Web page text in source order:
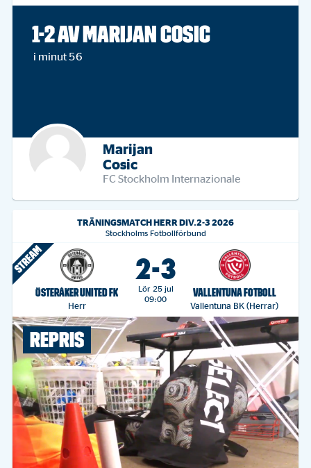
1-2 AV MARIJAN COSIC
i minut 56
Marijan
Cosic
FC Stockholm Internazionale
TRÄNINGSMATCH HERR DIV.2-3 2026
Stockholms Fotbollförbund
ÖSTERÅKER UNITED FK
Herr
2-3
Lör 25 jul
09:00
VALLENTUNA FOTBOLL
Vallentuna BK (Herrar)
REPRIS